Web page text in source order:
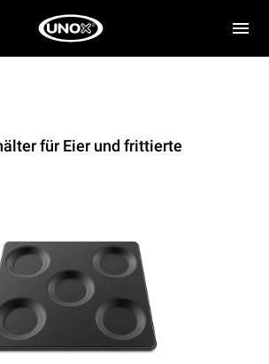
für Eier und frittierte